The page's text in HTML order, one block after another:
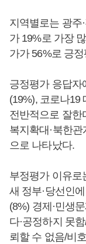
지역별로는 광주
가 19%로 가장
가가 56%로 긍
긍정평가 응답자
(19%), 코로나19
전반적으로 잘한
복지확대·북한
으로 나타났다.
부정평가 이유로
새 정부·당선인
(8%) 경제·민생
다·공정하지 못
뢰할 수 없음/비